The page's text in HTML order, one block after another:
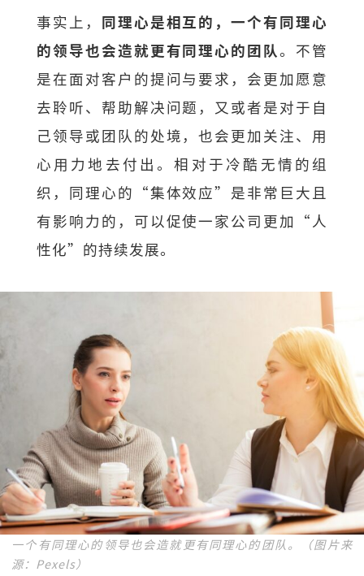
事实上， 同理心是相互的，一个有同理心
的领导也会造就更有同理心的团队。不管
是在面对客户的提问与要求，会更加愿意
去聆听、帮助解决问题，又或者是对于自
己领导或团队的处境，也会更加关注、用
心用力地去付出。相对于冷酷无情的组
织，同理心的“集体效应”是非常巨大且
有影响力的，可以促使一家公司更加“人
性化”的持续发展。
一个有同理心的领导也会造就更有同理心的团队。（图片来
源：Pexels）